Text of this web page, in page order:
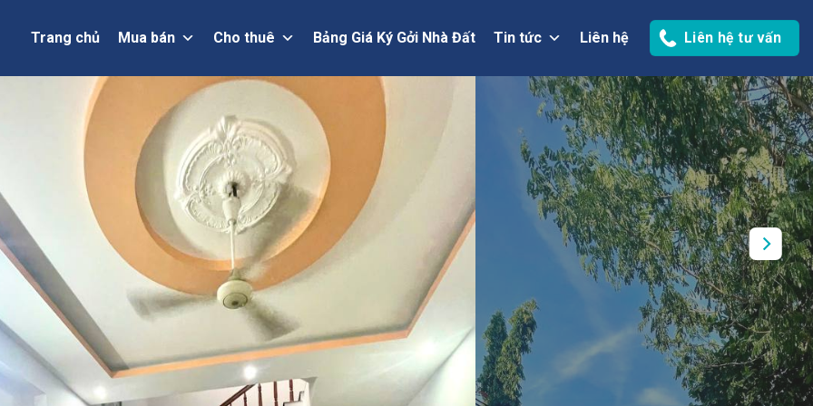
Trang chủ Mua bán Cho thuê Bảng Giá Ký Gởi Nhà Đất Tin tức Liên hệ Liên hệ tư vấn